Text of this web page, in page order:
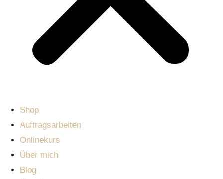
Shop
Auftragsarbeiten
Onlinekurs
Über mich
Blog